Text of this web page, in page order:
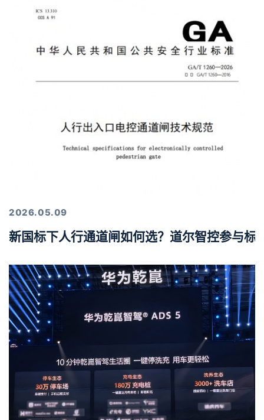
2026.05.09
新国标下人行通道闸如何选？道尔智控参与标